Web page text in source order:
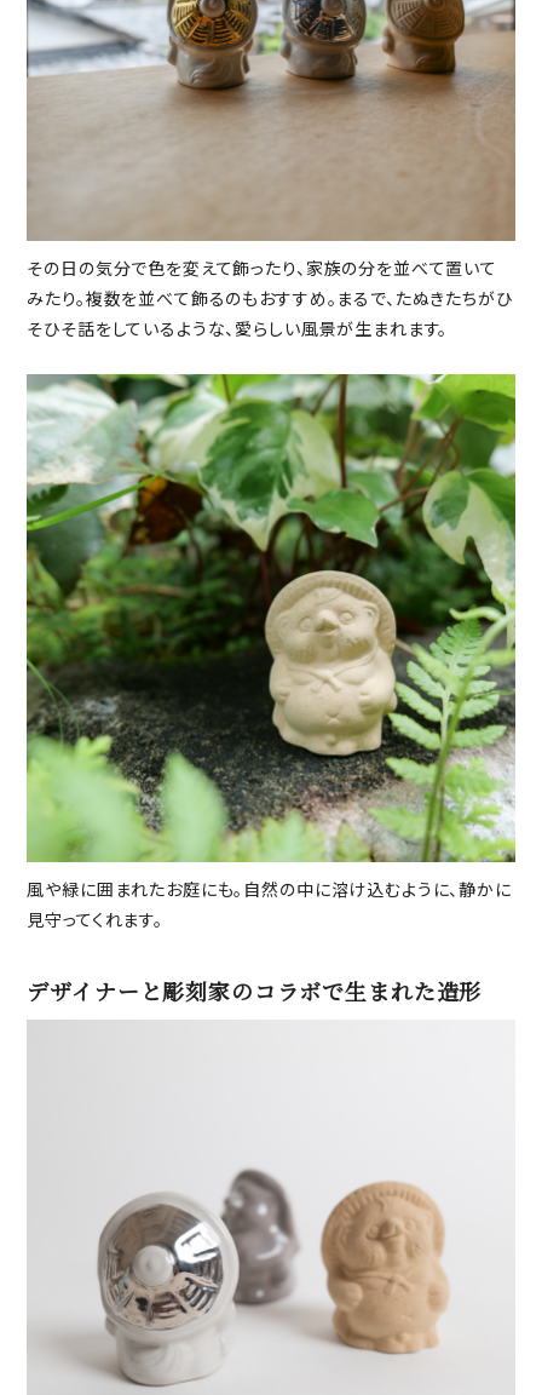
その日の気分で色を変えて飾ったり、家族の分を並べて置いて
みたり。複数を並べて飾るのもおすすめ。まるで、たぬきたちがひ
そひそ話をしているような、愛らしい風景が生まれます。
風や緑に囲まれたお庭にも。自然の中に溶け込むように、静かに
見守ってくれます。
デザイナーと彫刻家のコラボで生まれた造形